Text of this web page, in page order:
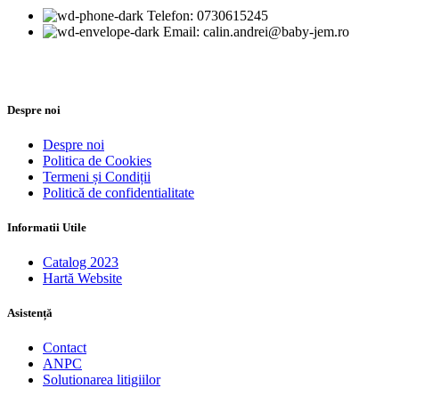
Telefon: 0730615245
Email: calin.andrei@baby-jem.ro
Despre noi
Despre noi
Politica de Cookies
Termeni și Condiții
Politică de confidentialitate
Informatii Utile
Catalog 2023
Hartă Website
Asistență
Contact
ANPC
Solutionarea litigiilor